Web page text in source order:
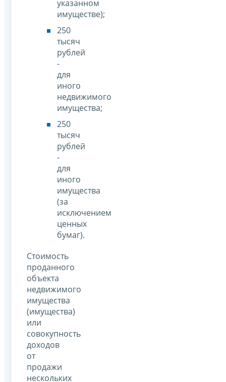
указанном
имуществе);
250
тысяч
рублей
-
для
иного
недвижимого
имущества;
250
тысяч
рублей
-
для
иного
имущества
(за
исключением
ценных
бумаг).
Стоимость
проданного
объекта
недвижимого
имущества
(имущества)
или
совокупность
доходов
от
продажи
нескольких